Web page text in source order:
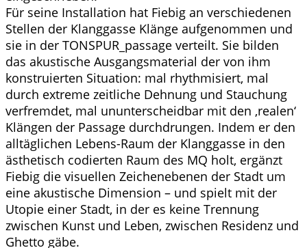
Für seine Installation hat Fiebig an verschiedenen
Stellen der Klanggasse Klänge aufgenommen und
sie in der TONSPUR_passage verteilt. Sie bilden
das akustische Ausgangsmaterial der von ihm
konstruierten Situation: mal rhythmisiert, mal
durch extreme zeitliche Dehnung und Stauchung
verfremdet, mal ununterscheidbar mit den ‚realen‘
Klängen der Passage durchdrungen. Indem er den
alltäglichen Lebens-Raum der Klanggasse in den
ästhetisch codierten Raum des MQ holt, ergänzt
Fiebig die visuellen Zeichenebenen der Stadt um
eine akustische Dimension – und spielt mit der
Utopie einer Stadt, in der es keine Trennung
zwischen Kunst und Leben, zwischen Residenz und
Ghetto gäbe.